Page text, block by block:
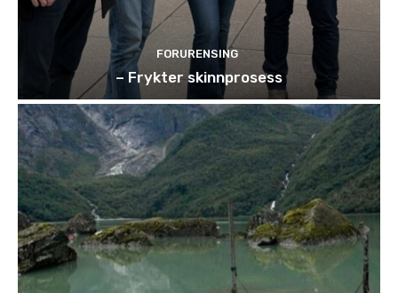
FORURENSING
– Frykter skinnprosess